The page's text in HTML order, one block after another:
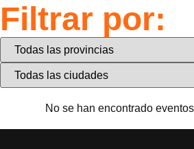
Filtrar por:
No se han encontrado